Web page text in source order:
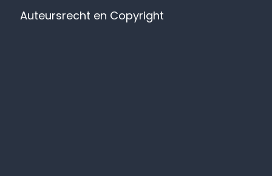
Auteursrecht en Copyright